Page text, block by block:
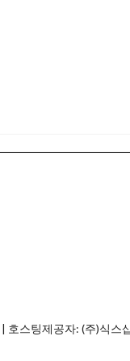
| 호스팅제공자: (주)식스